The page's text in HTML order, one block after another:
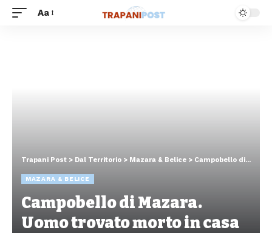
Aa
Trapani Post > Dal Territorio > Mazara & Belice > Campobello di Mazara. Uomo trovato morto in casa della sorella
MAZARA & BELICE
Campobello di Mazara.
Uomo trovato morto in casa